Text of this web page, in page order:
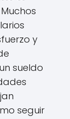
y
sueldo
seguir